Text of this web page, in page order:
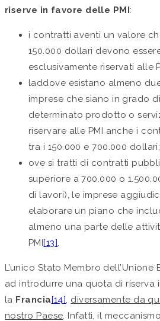
riserve in favore delle PMI:
i contratti aventi un valore
150.000 dollari devono
esclusivamente riservati alle
laddove esistano almeno
imprese che siano in grado
determinato prodotto o
riservare alle PMI anche i
tra i 150.000 e 700.000 dollari;
ove si tratti di contratti
superiore a 700.000 o
di lavori), le imprese
elaborare un piano che
almeno una parte delle
PMI[13].
L’unico Stato Membro
ad introdurre una quota di riserva
la Francia[14], diversamente da
nostro Paese. Infatti, il